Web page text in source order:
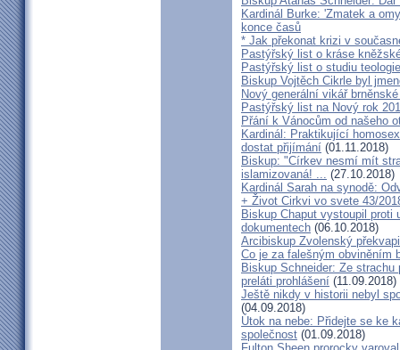
Kardinál Burke: 'Zmatek a
konce časů
* Jak překonat krizi v
Pastýřský list o kráse
Pastýřský list o studiu teologie
Biskup Vojtěch Cikrle byl
Nový generální vikář
Pastýřský list na Nový rok
Přání k Vánocům od našeho
Kardinál: Praktikující
dostat přijímání (01.11.2018)
Biskup: "Církev nesmí mít
islamizovaná! ... (27.10.2018)
Kardinál Sarah na synodě:
+ Život Cirkvi vo svete 43/
Biskup Chaput vystoupil
dokumentech (06.10.2018)
Arcibiskup Zvolenský
Co je za falešným obviněním
Biskup Schneider: Ze
preláti prohlášení (11.09.2018)
Ještě nikdy v historii nebyl
(04.09.2018)
Útok na nebe: Přidejte se ke
společnost (01.09.2018)